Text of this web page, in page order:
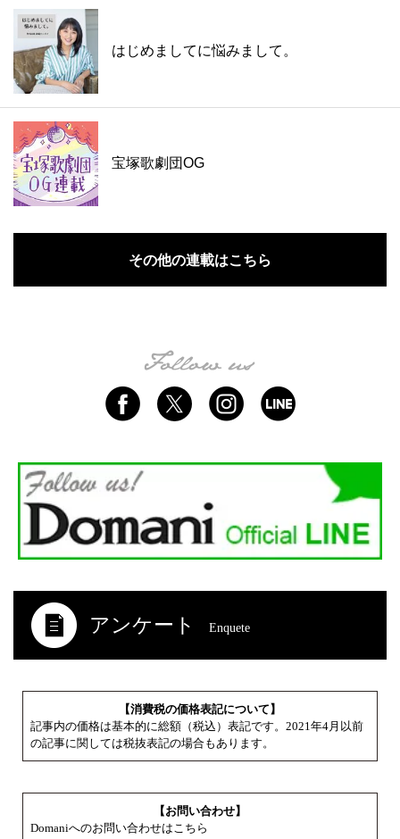
はじめましてに悩みまして。
宝塚歌劇団OG
その他の連載はこちら
アンケート Enquete
【消費税の価格表記について】
記事内の価格は基本的に総額（税込）表記です。2021年4月以前
の記事に関しては税抜表記の場合もあります。
【お問い合わせ】
Domaniへのお問い合わせはこちら